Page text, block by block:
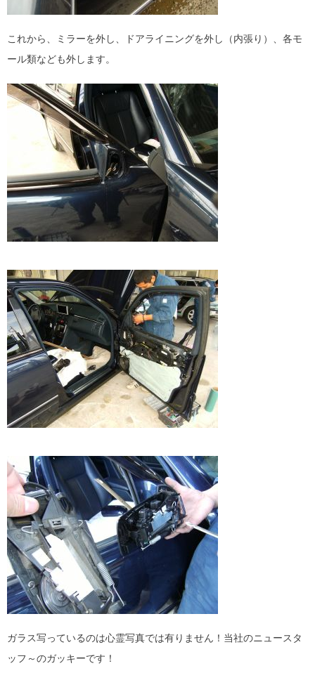
これから、ミラーを外し、ドアライニングを外し（内張り）、各モ
ール類なども外します。
ガラス写っているのは心霊写真では有りません！当社のニュースタ
ッフ～のガッキーです！